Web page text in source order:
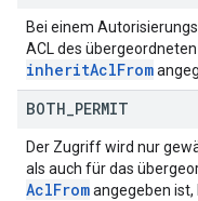
Bei einem
ACL des
inheritAclFrom
BOTH PERMIT
Der Zugriff wird nur
als auch für das
AclFromangegeben